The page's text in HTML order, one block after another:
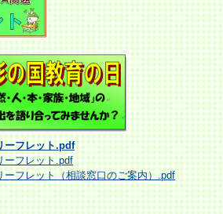
ーフレット.pdf
ーフレット.pdf
フレット（相談窓口のご案内）.pdf